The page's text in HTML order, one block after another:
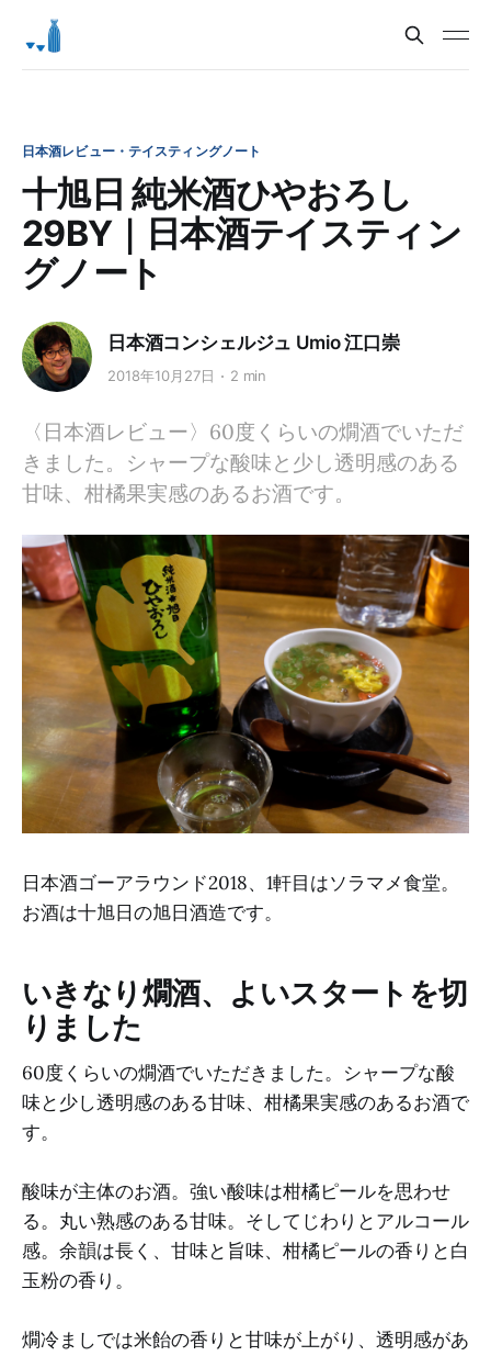
日本酒レビュー・テイスティングノート
十旭日 純米酒ひやおろし
29BY｜日本酒テイスティン
グノート
日本酒コンシェルジュ Umio 江口崇
2018年10月27日 2 min
〈日本酒レビュー〉60度くらいの燗酒でいただ
きました。シャープな酸味と少し透明感のある
甘味、柑橘果実感のあるお酒です。
日本酒ゴーアラウンド2018、1軒目はソラマメ食堂。
お酒は十旭日の旭日酒造です。
いきなり燗酒、よいスタートを切
りました
60度くらいの燗酒でいただきました。シャープな酸
味と少し透明感のある甘味、柑橘果実感のあるお酒で
す。
酸味が主体のお酒。強い酸味は柑橘ピールを思わせ
る。丸い熟感のある甘味。そしてじわりとアルコール
感。余韻は長く、甘味と旨味、柑橘ピールの香りと白
玉粉の香り。
燗冷ましでは米飴の香りと甘味が上がり、透明感があ